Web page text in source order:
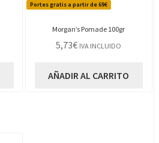
Portes gratis a partir de 69€
Morgan’s Pomade 100gr
5,73€ IVA INCLUIDO
AÑADIR AL CARRITO